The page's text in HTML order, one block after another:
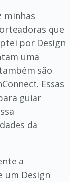
minhas
que
por Design
uma
são
Essas
guiar
da
a
um Design